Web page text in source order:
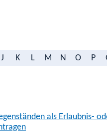
J K L M N O P
als Erlaubnis-